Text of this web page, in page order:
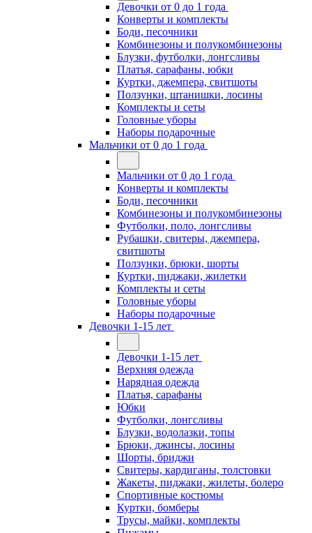
Девочки от 0 до 1 года
Конверты и комплекты
Боди, песочники
Комбинезоны и полукомбинезоны
Блузки, футболки, лонгсливы
Платья, сарафаны, юбки
Куртки, джемпера, свитшоты
Ползунки, штанишки, лосины
Комплекты и сеты
Головные уборы
Наборы подарочные
Мальчики от 0 до 1 года
Мальчики от 0 до 1 года
Конверты и комплекты
Боди, песочники
Комбинезоны и полукомбинезоны
Футболки, поло, лонгсливы
Рубашки, свитеры, джемпера,
свитшоты
Ползунки, брюки, шорты
Куртки, пиджаки, жилетки
Комплекты и сеты
Головные уборы
Наборы подарочные
Девочки 1-15 лет
Девочки 1-15 лет
Верхняя одежда
Нарядная одежда
Платья, сарафаны
Юбки
Футболки, лонгсливы
Блузки, водолазки, топы
Брюки, джинсы, лосины
Шорты, бриджи
Свитеры, кардиганы, толстовки
Жакеты, пиджаки, жилеты, болеро
Спортивные костюмы
Куртки, бомберы
Трусы, майки, комплекты